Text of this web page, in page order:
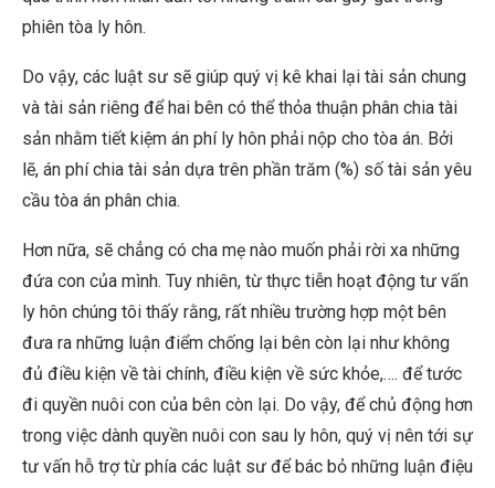
phiên tòa ly hôn.
Do vậy, các luật sư sẽ giúp quý vị kê khai lại tài sản chung
và tài sản riêng để hai bên có thể thỏa thuận phân chia tài
sản nhằm tiết kiệm án phí ly hôn phải nộp cho tòa án. Bởi
lẽ, án phí chia tài sản dựa trên phần trăm (%) số tài sản yêu
cầu tòa án phân chia.
Hơn nữa, sẽ chẳng có cha mẹ nào muốn phải rời xa những
đứa con của mình. Tuy nhiên, từ thực tiễn hoạt động tư vấn
ly hôn chúng tôi thấy rằng, rất nhiều trường hợp một bên
đưa ra những luận điểm chống lại bên còn lại như không
đủ điều kiện về tài chính, điều kiện về sức khỏe,…. để tước
đi quyền nuôi con của bên còn lại. Do vậy, để chủ động hơn
trong việc dành quyền nuôi con sau ly hôn, quý vị nên tới sự
tư vấn hỗ trợ từ phía các luật sư để bác bỏ những luận điệu